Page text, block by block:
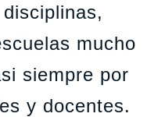
mucho
siempre por
y docentes.